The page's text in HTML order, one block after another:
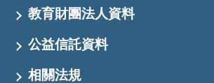
教育財團法人資料
公益信託資料
相關法規